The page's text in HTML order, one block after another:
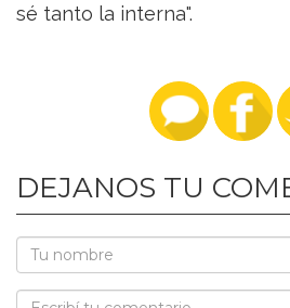
sé tanto la interna".
DEJANOS TU